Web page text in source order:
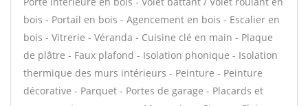
bois - Portail en bois - Agencement en bois - Escalier en
bois - Vitrerie - Véranda - Cuisine clé en main - Plaque
de plâtre - Faux plafond - Isolation phonique - Isolation
thermique des murs intérieurs - Peinture - Peinture
décorative - Parquet - Portes de garage - Placards et